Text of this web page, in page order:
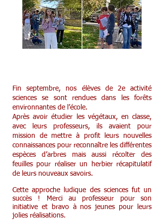
Fin septembre, nos élèves de 2e activité
sciences se sont rendues dans les forêts
environnantes de l’école.
Après avoir étudier les végétaux, en classe,
avec leurs professeurs, ils avaient pour
mission de mettre à profit leurs nouvelles
connaissances pour reconnaître les différentes
espèces d’arbres mais aussi récolter des
feuilles pour réaliser un herbier récapitulatif
de leurs nouveaux savoirs.
Cette approche ludique des sciences fut un
succès ! Merci au professeur pour son
initiative et bravo à nos jeunes pour leurs
jolies réalisations.